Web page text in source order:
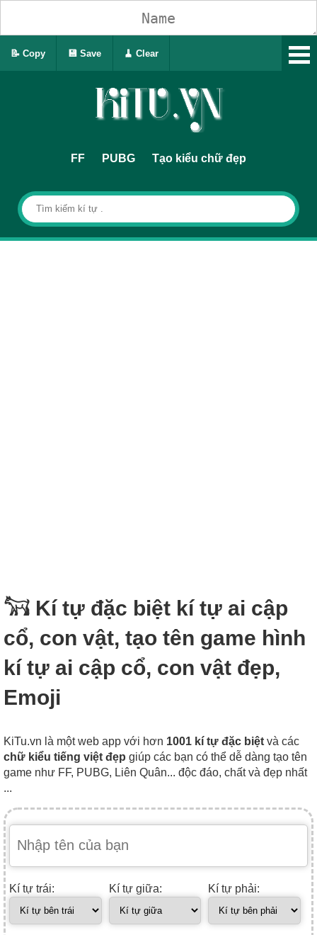
FF PUBG Tạo kiểu chữ đẹp
𓃙 Kí tự đặc biệt kí tự ai cập
cổ, con vật, tạo tên game hình
kí tự ai cập cổ, con vật đẹp,
Emoji
KiTu.vn là một web app với hơn 1001 kí tự đặc biệt và các
chữ kiểu tiếng việt đẹp giúp các bạn có thể dễ dàng tạo tên
game như FF, PUBG, Liên Quân... độc đáo, chất và đẹp nhất
...
Kí tự trái: Kí tự giữa: Kí tự phải:
📝 Copy 💾 Save 🧹 Clear